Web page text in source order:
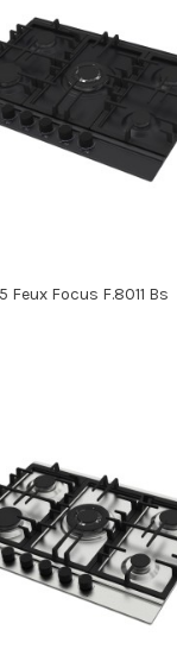
Feux Focus F.8011 Bs